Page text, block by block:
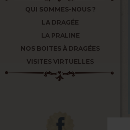
QUI SOMMES-NOUS ?
LA DRAGÉE
LA PRALINE
NOS BOITES À DRAGÉES
VISITES VIRTUELLES